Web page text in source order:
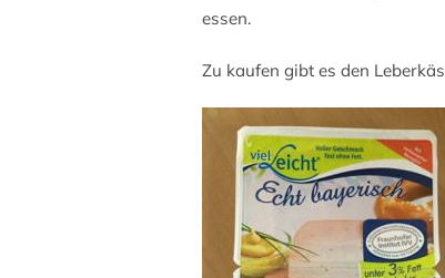
essen.
Zu kaufen gibt es den